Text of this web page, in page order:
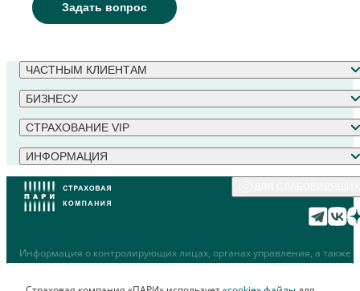
Задать вопрос
ЧАСТНЫМ КЛИЕНТАМ
БИЗНЕСУ
СТРАХОВАНИЕ VIP
ИНФОРМАЦИЯ
Информация о контролирующих лицах, органах управления, а также
31.12.2025г.) не публикуется на основании Решения Совета